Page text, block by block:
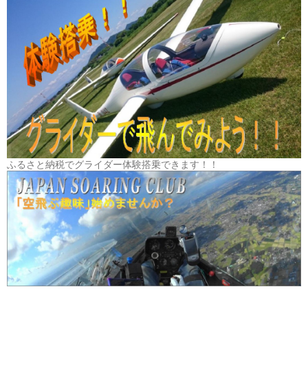
ふるさと納税でグライダー体験搭乗できます！！